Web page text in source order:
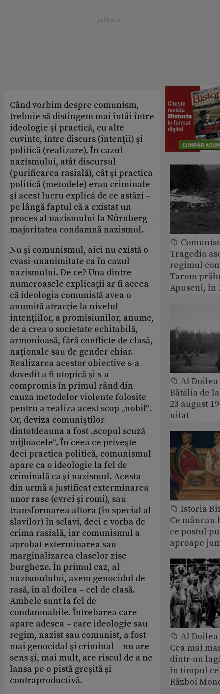
Când vorbim despre comunism,
trebuie să distingem mai întâi între
ideologie şi practică, cu alte
cuvinte, între discurs (intenţii) şi
politică (realizare). În cazul
nazismului, atât discursul
(purificarea rasială), cât şi practica
politică (metodele) erau criminale
şi acest lucru explică de ce astăzi –
pe lângă faptul că a existat un
proces al nazismului la Nürnberg –
majoritatea condamnă nazismul.
Nu şi comunismul, aici nu există o
cvasi-unanimitate ca în cazul
nazismului. De ce? Una dintre
numeroasele explicaţii ar fi aceea
că ideologia comunistă avea o
anumită atracţie la nivelul
intenţiilor, a promisiunilor, anume,
de a crea o societate echitabilă,
armonioasă, fără conflicte de clasă,
naţionale sau de gender chiar.
Realizarea acestor obiective s-a
dovedit a fi utopică şi s-a
compromis în primul rând din
cauza metodelor violente folosite
pentru a realiza acest scop „nobil“.
Or, deviza comuniştilor
dintotdeauna a fost „scopul scuză
mijloacele“. În ceea ce priveşte
deci practica politică, comunismul
apare ca o ideologie la fel de
criminală ca şi nazismul. Acesta
din urmă a justificat exterminarea
unor rase (evrei şi romi), sau
transformarea altora (în special al
slavilor) în sclavi, deci e vorba de
crima rasială, iar comunismul a
aprobat exterminarea sau
marginalizarea claselor zise
burgheze. În primul caz, al
nazismulului, avem genocidul de
rasă, în al doilea – cel de clasă.
Ambele sunt la fel de
condamnabile. Întrebarea care
apare adesea – care ideologie sau
regim, nazist sau comunist, a fost
mai genocidal şi criminal – nu are
sens şi, mai mult, are riscul de a ne
lansa pe o pistă greşită şi
contraproductivă.
📁
Tragedia
regimul
Tarom
Apuseni, în
📁 Al
Bătălia de
23 august
uitat
📁 Istoria
Ce
ce postul
aproape
📁 Al
Cea mai
dintr-un
în timpul
Război